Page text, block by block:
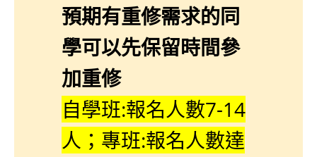
預期有重修需求的同
學可以先保留時間參
加重修
自學班:報名人數7-14
人；專班:報名人數達